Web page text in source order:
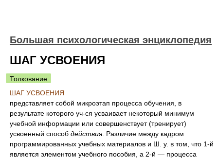
Большая психологическая энциклопедия
ШАГ УСВОЕНИЯ
Толкование
ШАГ УСВОЕНИЯ
представляет собой микроэтап процесса обучения, в
результате которого уч-ся усваивает некоторый минимум
учебной информации или совершенствует (тренирует)
усвоенный способ действия. Различие между кадром
программированных учебных материалов и Ш. у. в том, что 1-й
является элементом учебного пособия, а 2-й — процесса